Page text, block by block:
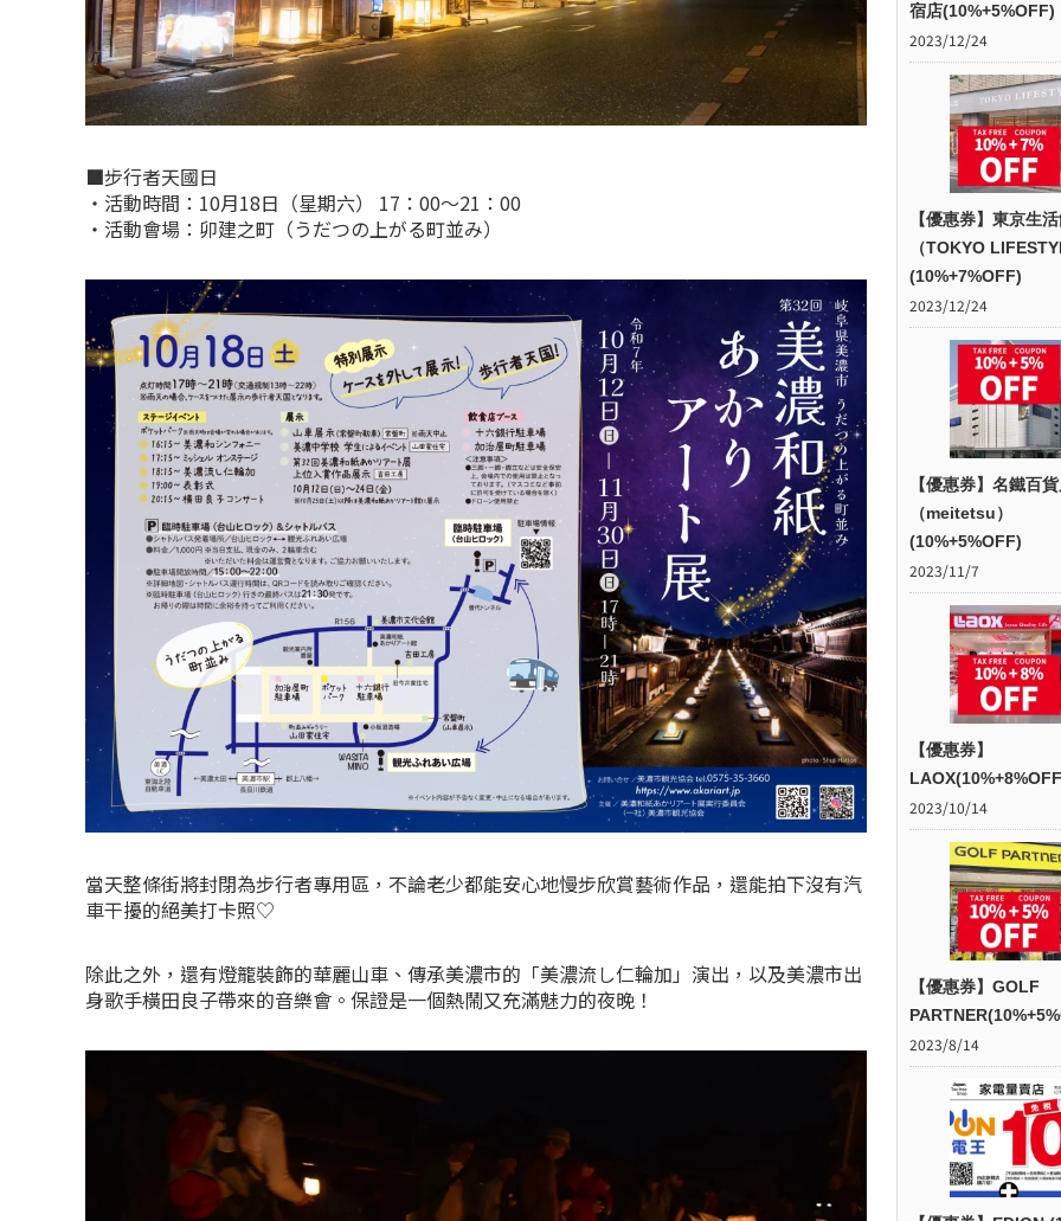
■步行者天國日
・活動時間：10月18日（星期六） 17：00～21：00
・活動會場：卯建之町（うだつの上がる町並み）
當天整條街將封閉為步行者專用區，不論老少都能安心地慢步欣賞藝術作品，還能拍下沒有汽
車干擾的絕美打卡照♡
除此之外，還有燈籠裝飾的華麗山車、傳承美濃市的「美濃流し仁輪加」演出，以及美濃市出
身歌手橫田良子帶來的音樂會。保證是一個熱鬧又充滿魅力的夜晚！
宿店(10%+5%OFF)
2023/12/24
【優惠券】東京生
（TOKYO
(10%+7%OFF)
2023/12/24
【優惠券】名鐵百
（meitetsu）
(10%+5%OFF)
2023/11/7
【優惠券】
2023/10/14
【優惠券】GOLF
2023/8/14